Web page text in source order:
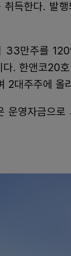
득한다. 발
33만주를
. 한앤코20
2대주주에 올
영자금으로